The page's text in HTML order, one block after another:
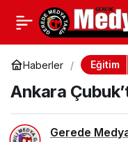
Haberler Eğitim
Ankara
Gerede
Çevreye Rahatsızlık
Veren Kişi Silahla
Vurularak Öldürüldü